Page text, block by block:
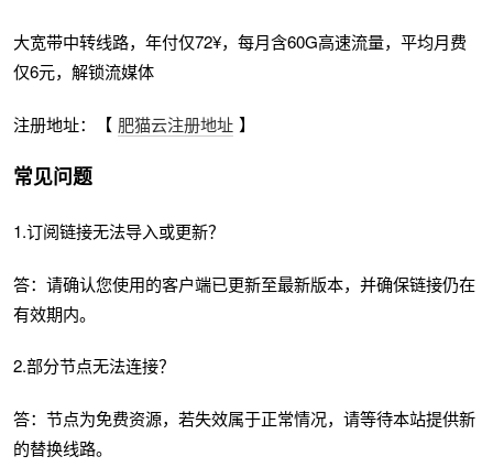
大宽带中转线路，年付仅72¥，每月含60G高速流量，平均月费
仅6元，解锁流媒体
注册地址：【 肥猫云注册地址 】
常见问题
1.订阅链接无法导入或更新？
答：请确认您使用的客户端已更新至最新版本，并确保链接仍在
有效期内。
2.部分节点无法连接？
答：节点为免费资源，若失效属于正常情况，请等待本站提供新
的替换线路。